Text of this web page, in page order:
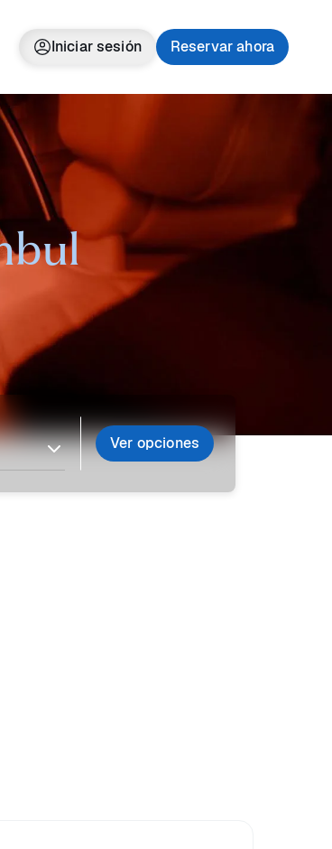
Iniciar sesión Reservar ahora
Ver opciones